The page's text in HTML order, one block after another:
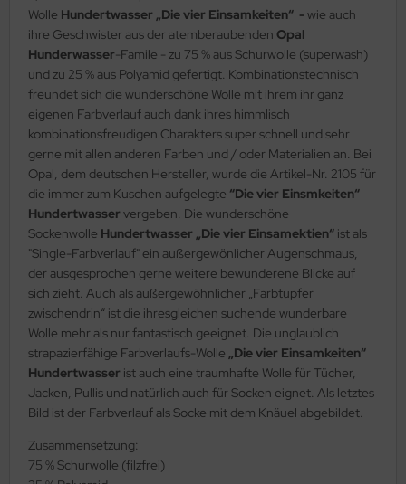
Wolle Hundertwasser „Die vier Einsamkeiten“ -wie auch
ihre Geschwister aus der atemberaubenden Opal
Hunderwasser-Famile - zu 75 % aus Schurwolle (superwash)
und zu 25 % aus Polyamid gefertigt. Kombinationstechnisch
freundet sich die wunderschöne Wolle mit ihrem ihr ganz
eigenen Farbverlauf auch dank ihres himmlisch
kombinationsfreudigen Charakters super schnell und sehr
gerne mit allen anderen Farben und / oder Materialien an. Bei
Opal, dem deutschen Hersteller, wurde die Artikel-Nr. 2105 für
die immer zum Kuschen aufgelegte “Die vier Einsmkeiten“
Hundertwasser vergeben. Die wunderschöne
Sockenwolle Hundertwasser „Die vier Einsamektien“ ist als
"Single-Farbverlauf" ein außergewönlicher Augenschmaus,
der ausgesprochen gerne weitere bewunderene Blicke auf
sich zieht. Auch als außergewöhnlicher „Farbtupfer
zwischendrin“ ist die ihresgleichen suchende wunderbare
Wolle mehr als nur fantastisch geeignet. Die unglaublich
strapazierfähige Farbverlaufs-Wolle „Die vier Einsamkeiten“
Hundertwasser ist auch eine traumhafte Wolle für Tücher,
Jacken, Pullis und natürlich auch für Socken eignet. Als letztes
Bild ist der Farbverlauf als Socke mit dem Knäuel abgebildet.
Zusammensetzung:
75 % Schurwolle (filzfrei)